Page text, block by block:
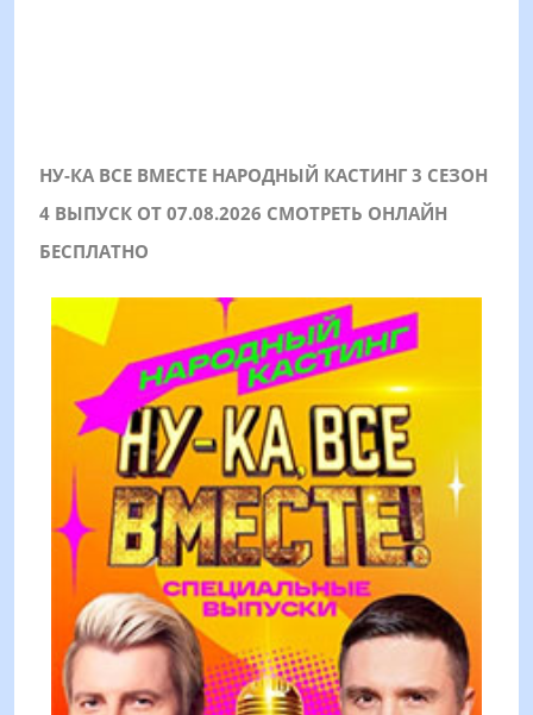
НУ-КА ВСЕ ВМЕСТЕ НАРОДНЫЙ КАСТИНГ 3 СЕЗОН
4 ВЫПУСК ОТ 07.08.2026 СМОТРЕТЬ ОНЛАЙН
БЕСПЛАТНО